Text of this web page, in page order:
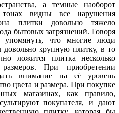
а темные наоборот
видны все нарушения
плитки довольно тяжело
бытовых загрязнений. Говоря
что многие люди
довольно крупную плитку, в то
ложится плитка несколько
При приобретении
внимание на её уровень
цвета и размера. При покупке
магазинах, как правило,
покупателя, и дают
плитку, которая бы